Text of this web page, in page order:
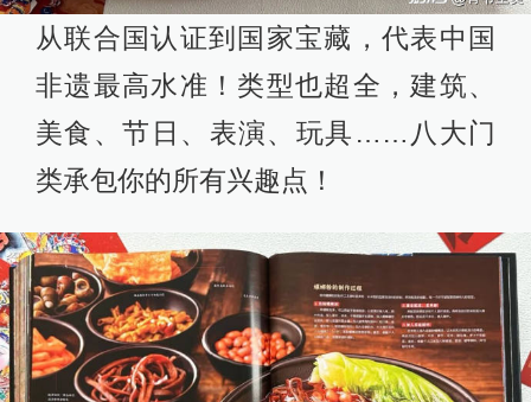
从联合国认证到国家宝藏，代表中国
非遗最高水准！类型也超全，建筑、
美食、节日、表演、玩具……八大门
类承包你的所有兴趣点！